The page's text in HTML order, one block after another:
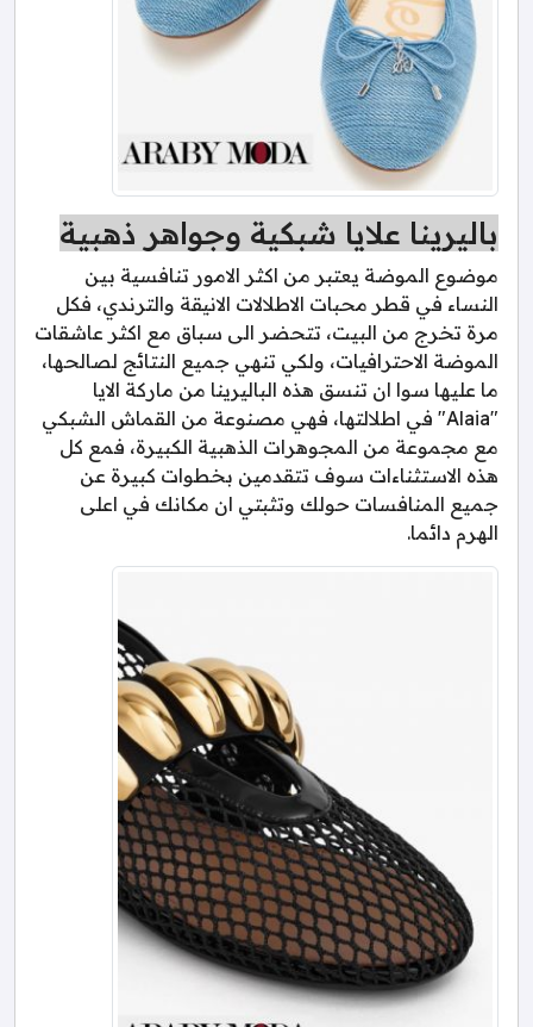
باليرينا علايا شبكية وجواهر ذهبية
موضوع الموضة يعتبر من اكثر الامور تنافسية بين
النساء في قطر محبات الاطلالات الانيقة والترندي، فكل
مرة تخرج من البيت، تتحضر الى سباق مع اكثر عاشقات
الموضة الاحترافيات، ولكي تنهي جميع النتائج لصالحها،
ما عليها سوا ان تنسق هذه الباليرينا من ماركة الايا
"Alaia" في اطلالتها، فهي مصنوعة من القماش الشبكي
مع مجموعة من المجوهرات الذهبية الكبيرة، فمع كل
هذه الاستثناءات سوف تتقدمين بخطوات كبيرة عن
جميع المنافسات حولك وتثبتي ان مكانك في اعلى
الهرم دائما.